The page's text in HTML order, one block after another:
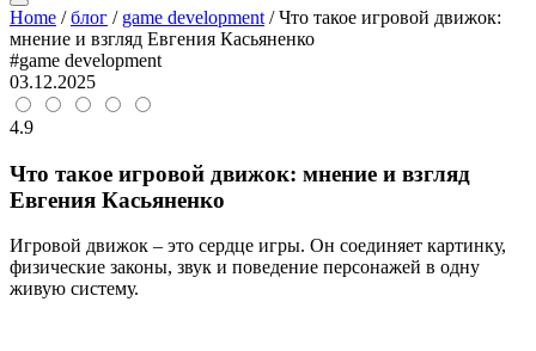
Home /блог / game development /Что такое игровой движок:
мнение и взгляд Евгения Касьяненко
#game development
03.12.2025
4.9
Что такое игровой движок: мнение и взгляд
Евгения Касьяненко
Игровой движок – это сердце игры. Он соединяет картинку,
физические законы, звук и поведение персонажей в одну
живую систему.